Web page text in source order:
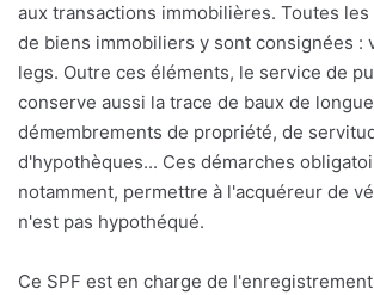
aux transactions immobilières. Toutes
de biens immobiliers y sont consignées :
legs. Outre ces éléments, le service de
conserve aussi la trace de baux de
démembrements de propriété, de
d'hypothèques... Ces démarches
notamment, permettre à l'acquéreur de
n'est pas hypothéqué.
Ce SPF est en charge de